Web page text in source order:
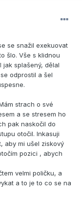
se snažil exekuovat
šlo. Vše s klidnou
jak splašený, dělal
odprostil a šel
strach o své
a se stresem ho
pak naskočil do
otočil. Inkasuji
aby mi ušel ziskový
pozici , abych
velmi poličku, a
a to je to co se na